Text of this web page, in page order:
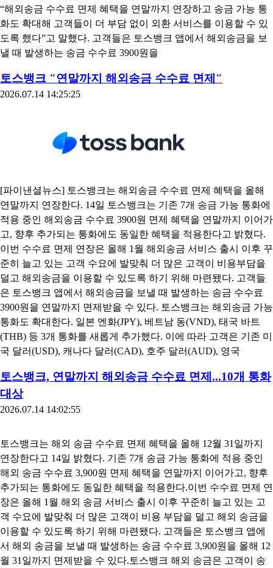
“해외송금 수수료 면제 혜택을 연말까지 연장하고 송금 가능 통
화도 확대해 고객들이 더 부담 없이 외환 서비스를 이용할 수 있
도록 했다”고 말했다. 고객들은 토스뱅크 앱에서 해외송금을 보
낼 때 발생하는 송금 수수료 3900원을
토스뱅크 "연말까지 해외송금 수수료 면제"
2026.07.14 14:25:25
[파이낸셜뉴스] 토스뱅크는 해외송금 수수료 면제 혜택을 올해
연말까지 연장한다. 14일 토스뱅크는 기존 7개 송금 가능 통화에
적용 중인 해외송금 수수료 3900원 면제 혜택을 연말까지 이어가
고, 향후 추가되는 통화에도 동일한 혜택을 적용한다고 밝혔다.
이번 수수료 면제 연장은 올해 1월 해외송금 서비스 출시 이후 꾸
준히 늘고 있는 고객 수요에 발맞춰 더 많은 고객이 비용부담을
덜고 해외송금을 이용할 수 있도록 하기 위해 마련됐다. 고객들
은 토스뱅크 앱에서 해외송금을 보낼 때 발생하는 송금 수수료
3900원을 연말까지 면제받을 수 있다. 토스뱅크는 해외송금 가능
통화도 확대한다. 일본 엔화(JPY), 베트남 동(VND), 태국 바트
(THB) 등 3개 통화를 새롭게 추가했다. 이에 따라 고객은 기존 미
국 달러(USD), 캐나다 달러(CAD), 호주 달러(AUD), 영국
토스뱅크, 연말까지 해외송금 수수료 면제...10개 통화
대상
2026.07.14 14:02:55